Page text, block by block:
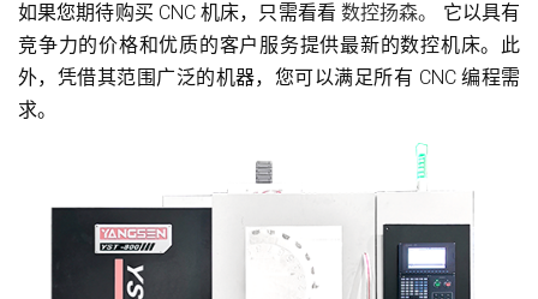
如果您期待购买 CNC 机床，只需看看 数控扬森。
它以具有
竞争力的价格和优质的客户服务提供最新的数控机床。此
外，凭借其范围广泛的机器，您可以满足所有 CNC 编程需
求。